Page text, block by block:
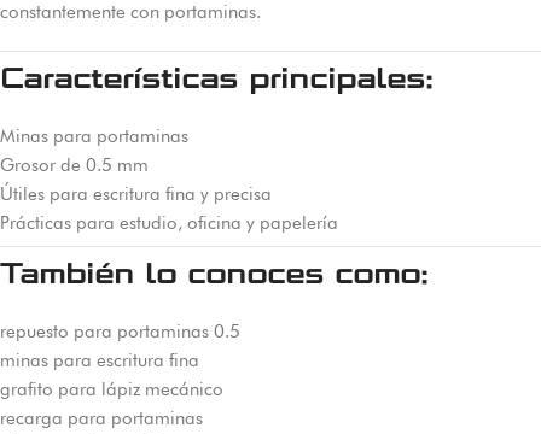
constantemente con portaminas.
Características principales:
Minas para portaminas
Grosor de 0.5 mm
Útiles para escritura fina y precisa
Prácticas para estudio, oficina y papelería
También lo conoces como:
repuesto para portaminas 0.5
minas para escritura fina
grafito para lápiz mecánico
recarga para portaminas